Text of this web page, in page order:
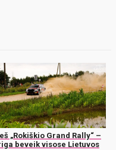
„Rokiškio Grand Rally“ –
beveik visose Lietuvos